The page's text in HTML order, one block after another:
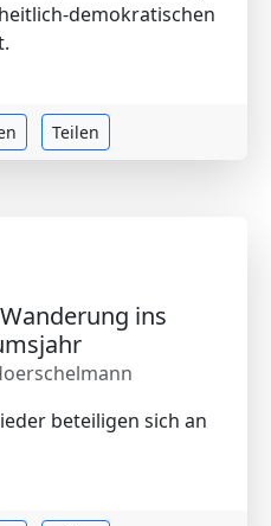
demokratischen
Teilen
ins
beteiligen sich an